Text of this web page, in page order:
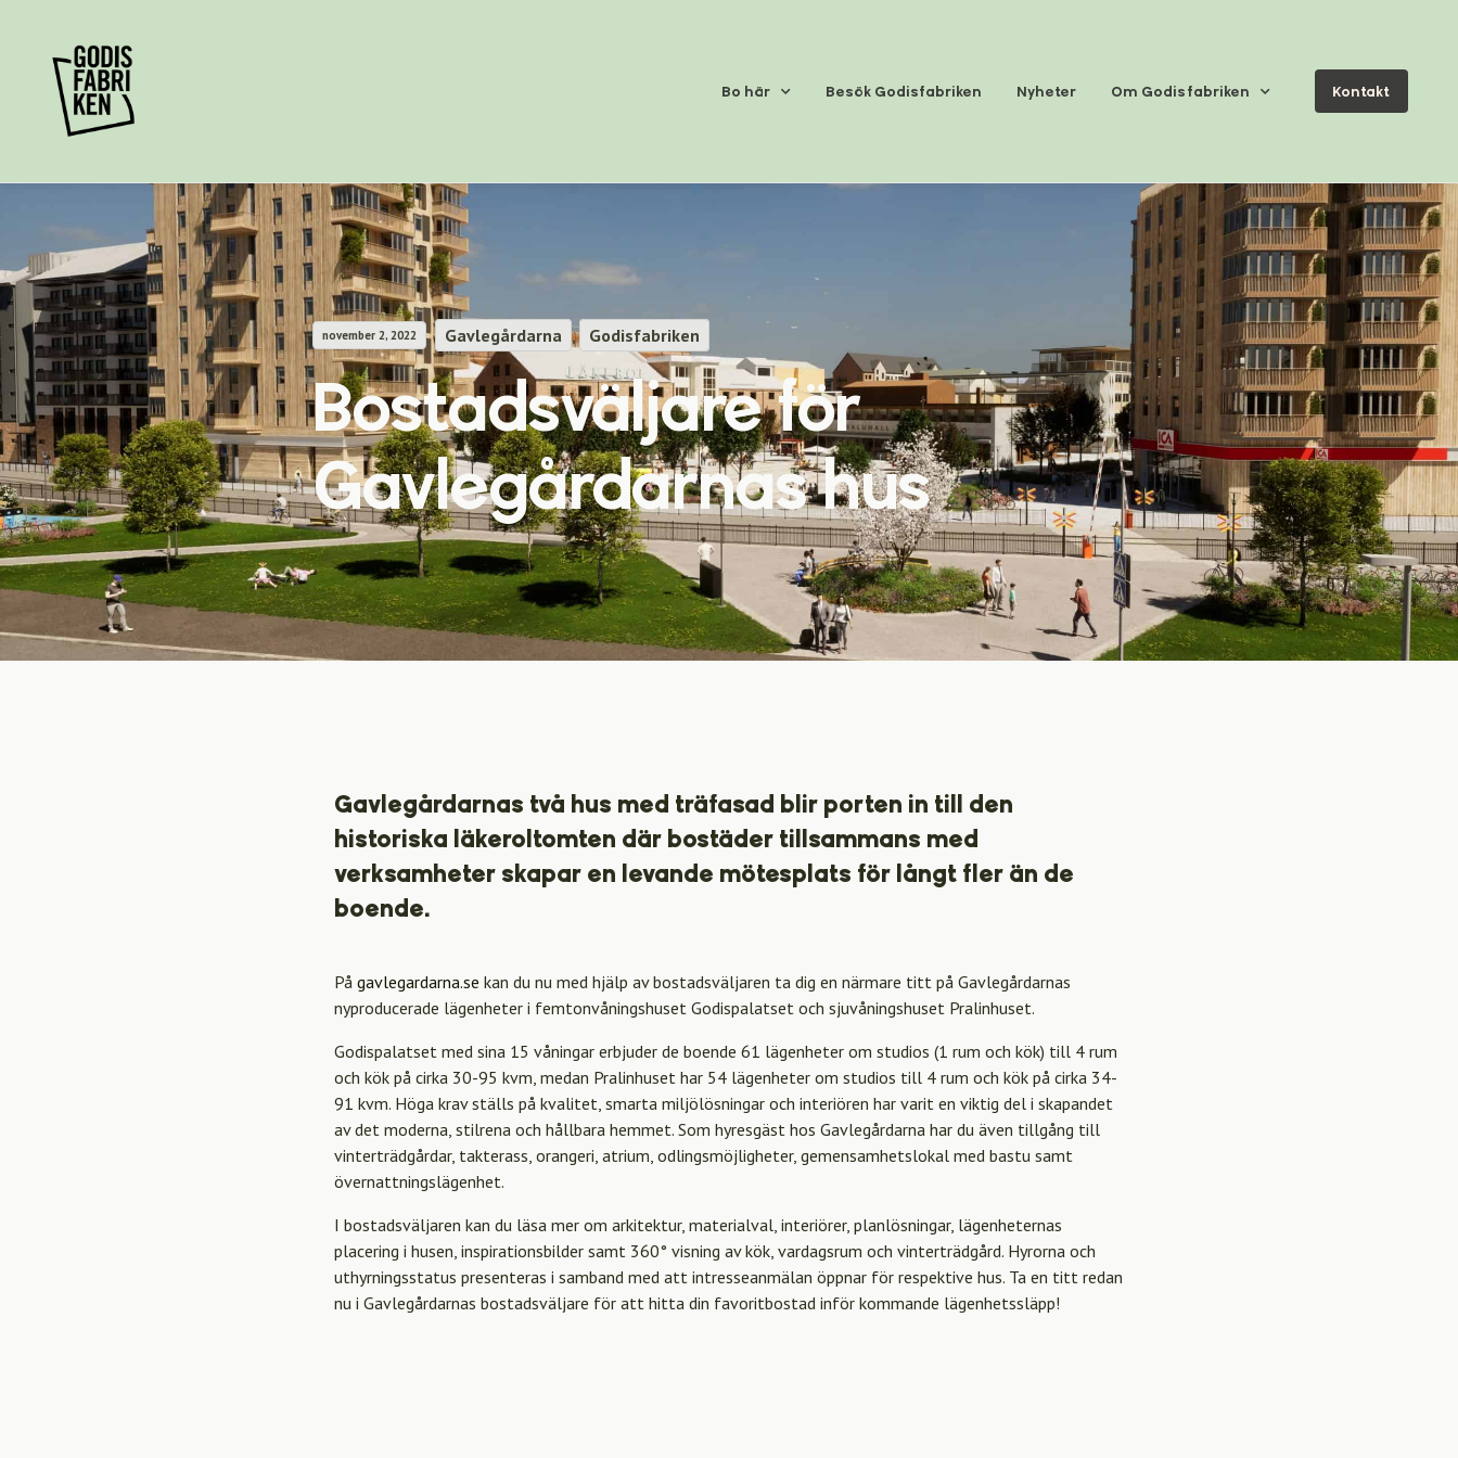
Bo här Besök Godisfabriken Nyheter Om Godisfabriken Kontakt
november 2, 2022 Gavlegårdarna , Godisfabriken
Bostadsväljare för
Gavlegårdarnas hus
Gavlegårdarnas två hus med träfasad blir porten in till den
historiska läkeroltomten där bostäder tillsammans med
verksamheter skapar en levande mötesplats för långt fler än de
boende.
På gavlegardarna.se kan du nu med hjälp av bostadsväljaren ta dig en närmare titt på Gavlegårdarnas
nyproducerade lägenheter i femtonvåningshuset Godispalatset och sjuvåningshuset Pralinhuset.
Godispalatset med sina 15 våningar erbjuder de boende 61 lägenheter om studios (1 rum och kök) till 4 rum
och kök på cirka 30-95 kvm, medan Pralinhuset har 54 lägenheter om studios till 4 rum och kök på cirka 34-
91 kvm. Höga krav ställs på kvalitet, smarta miljölösningar och interiören har varit en viktig del i skapandet
av det moderna, stilrena och hållbara hemmet. Som hyresgäst hos Gavlegårdarna har du även tillgång till
vinterträdgårdar, takterass, orangeri, atrium, odlingsmöjligheter, gemensamhetslokal med bastu samt
övernattningslägenhet.
I bostadsväljaren kan du läsa mer om arkitektur, materialval, interiörer, planlösningar, lägenheternas
placering i husen, inspirationsbilder samt 360° visning av kök, vardagsrum och vinterträdgård. Hyrorna och
uthyrningsstatus presenteras i samband med att intresseanmälan öppnar för respektive hus. Ta en titt redan
nu i Gavlegårdarnas bostadsväljare för att hitta din favoritbostad inför kommande lägenhetssläpp!